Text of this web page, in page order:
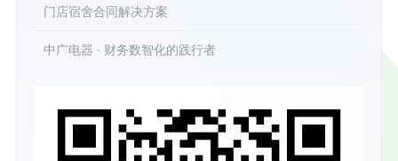
门店宿舍合同解决方案
中广电器 · 财务数智化的践行者